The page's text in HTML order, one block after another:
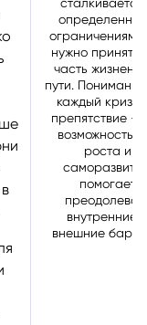
нужно принять
часть
пути.
каждый
препятствие —
возможность
роста и
помогает
внутренние и
внешние